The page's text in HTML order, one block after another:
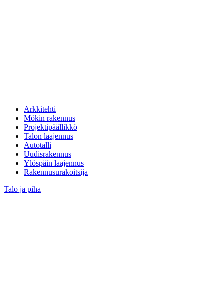
Arkkitehti
Mökin rakennus
Projektipäällikkö
Talon laajennus
Autotalli
Uudisrakennus
Ylöspäin laajennus
Rakennusurakoitsija
Talo ja piha